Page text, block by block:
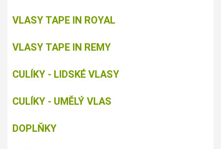
VLASY TAPE IN ROYAL
VLASY TAPE IN REMY
CULÍKY - LIDSKÉ VLASY
CULÍKY - UMĚLÝ VLAS
DOPLŇKY